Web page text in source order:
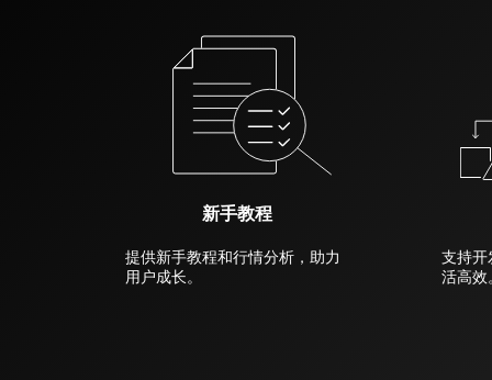
新手教程
提供新手教程和行情分析，助力
用户成长。
支持开
活高效